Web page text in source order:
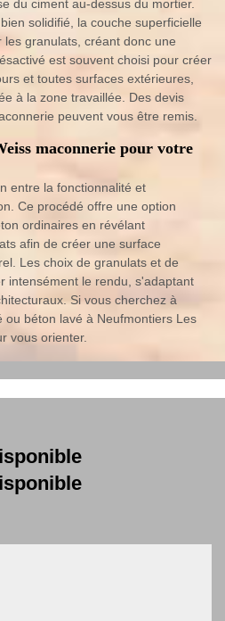
du ciment au-dessus du mortier.
solidifié, la couche superficielle
granulats, créant donc une
est souvent choisi pour créer
et toutes surfaces extérieures,
à la zone travaillée. Des devis
peuvent vous être remis.
maconnerie pour votre
entre la fonctionnalité et
Ce procédé offre une option
ordinaires en révélant
afin de créer une surface
Les choix de granulats et de
intensément le rendu, s'adaptant
Si vous cherchez à
ou béton lavé à Neufmontiers Les
vous orienter.